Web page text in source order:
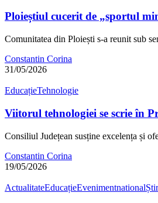
Ploieștiul cucerit de „sportul
Comunitatea din Ploiești s-a reunit sub
Constantin Corina
31/05/2026
EducațieTehnologie
Viitorul tehnologiei se scrie în
Consiliul Județean susține excelența și
Constantin Corina
19/05/2026
ActualitateEducațieEvenimentnational